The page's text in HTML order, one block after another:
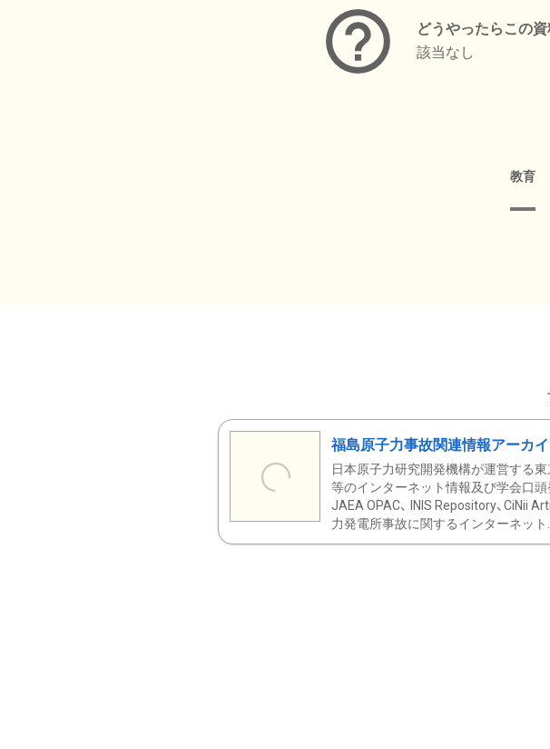
どうやったらこの
該当なし
教育
福島原子力事故関連情報アーカ
日本原子力研究開発機構が運営する東
等のインターネット情報及び学会口頭
JAEA OPAC、 INIS Repository、CiNii
力発電所事故に関するインターネット...